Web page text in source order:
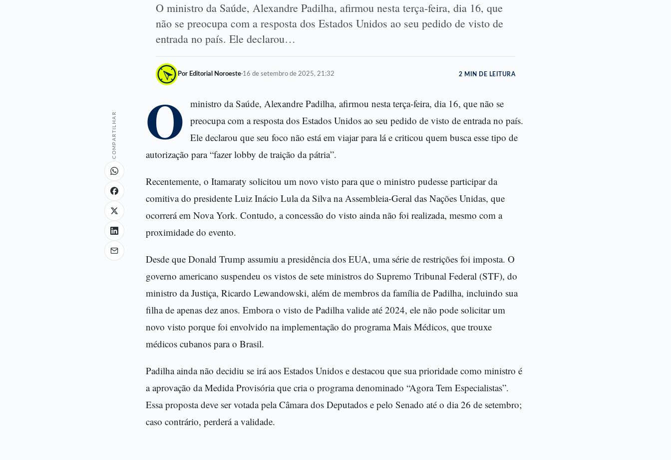
O ministro da Saúde, Alexandre Padilha, afirmou nesta terça-feira, dia 16, que
não se preocupa com a resposta dos Estados Unidos ao seu pedido de visto de
entrada no país. Ele declarou…
Por Editorial Noroeste·16 de setembro de 2025, 21:32 2 MIN DE LEITURA
COMPARTILHAR O ministro da Saúde, Alexandre Padilha, afirmou nesta terça-feira, dia 16, que não se
preocupa com a resposta dos Estados Unidos ao seu pedido de visto de entrada no país.
Ele declarou que seu foco não está em viajar para lá e criticou quem busca esse tipo de
autorização para “fazer lobby de traição da pátria”.
Recentemente, o Itamaraty solicitou um novo visto para que o ministro pudesse participar da
comitiva do presidente Luiz Inácio Lula da Silva na Assembleia-Geral das Nações Unidas, que
ocorrerá em Nova York. Contudo, a concessão do visto ainda não foi realizada, mesmo com a
proximidade do evento.
Desde que Donald Trump assumiu a presidência dos EUA, uma série de restrições foi imposta. O
governo americano suspendeu os vistos de sete ministros do Supremo Tribunal Federal (STF), do
ministro da Justiça, Ricardo Lewandowski, além de membros da família de Padilha, incluindo sua
filha de apenas dez anos. Embora o visto de Padilha valide até 2024, ele não pode solicitar um
novo visto porque foi envolvido na implementação do programa Mais Médicos, que trouxe
médicos cubanos para o Brasil.
Padilha ainda não decidiu se irá aos Estados Unidos e destacou que sua prioridade como ministro é
a aprovação da Medida Provisória que cria o programa denominado “Agora Tem Especialistas”.
Essa proposta deve ser votada pela Câmara dos Deputados e pelo Senado até o dia 26 de setembro;
caso contrário, perderá a validade.